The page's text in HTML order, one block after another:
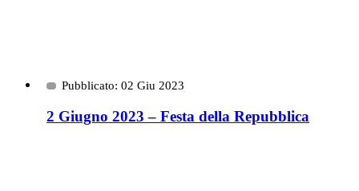
Pubblicato: 02 Giu 2023
2 Giugno 2023 – Festa della Repubblica